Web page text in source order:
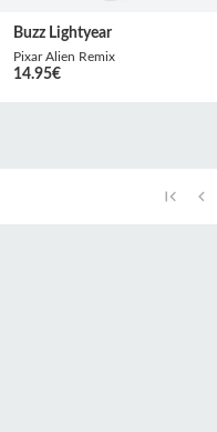
Buzz Lightyear
Pixar Alien Remix
14.95€